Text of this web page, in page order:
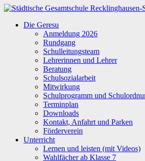
Zum
springen
Städtische
Gesamtschule
Recklinghausen-
Suderwich
Die Geresu
Anmeldung 2026
Rundgang
Schulleitungsteam
Lehrerinnen und Lehrer
Beratung
Schulsozialarbeit
Mitwirkung
Schulprogramm und
Terminplan
Downloads
Kontakt, Anfahrt und Parken
Förderverein
Unterricht
Lernen und leisten (mit Videos)
Wahlfächer ab Klasse 7